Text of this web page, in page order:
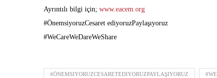
Ayrıntılı bilgi için; www.eacem.org
#ÖnemsiyoruzCesaret ediyoruzPaylaşıyoruz
#WeCareWeDareWeShare
#ÖNEMSIYORUZCESARETEDIYORUZPAYLAŞIYORUZ